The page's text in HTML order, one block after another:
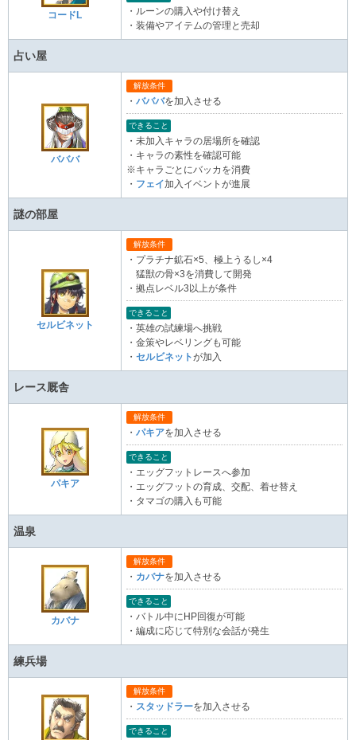
コードL
・ルーンの購入や付け替え
・装備やアイテムの管理と売却
占い屋
バババ
解放条件
・ バババを加入させる
できること
・未加入キャラの居場所を確認
・キャラの素性を確認可能
※キャラごとにバッカを消費
・ フェイ加入イベントが進展
謎の部屋
セルビネット
解放条件
・プラチナ鉱石×5、極上うるし×4
猛獣の骨×3を消費して開発
・拠点レベル3以上が条件
できること
・英雄の試練場へ挑戦
・金策やレベリングも可能
・ セルビネットが加入
レース厩舎
パキア
解放条件
・ パキアを加入させる
できること
・エッグフットレースへ参加
・エッグフットの育成、交配、着せ替え
・タマゴの購入も可能
温泉
カバナ
解放条件
・ カバナを加入させる
できること
・バトル中にHP回復が可能
・編成に応じて特別な会話が発生
練兵場
解放条件
・ スタッドラーを加入させる
できること